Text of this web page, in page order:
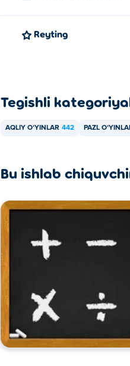
Reyting
Tegishli
AQLIY OʻYINLAR 442 PAZL
Bu ishlab